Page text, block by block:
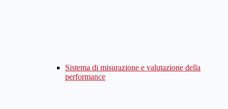
Sistema di misurazione e valutazione della
performance